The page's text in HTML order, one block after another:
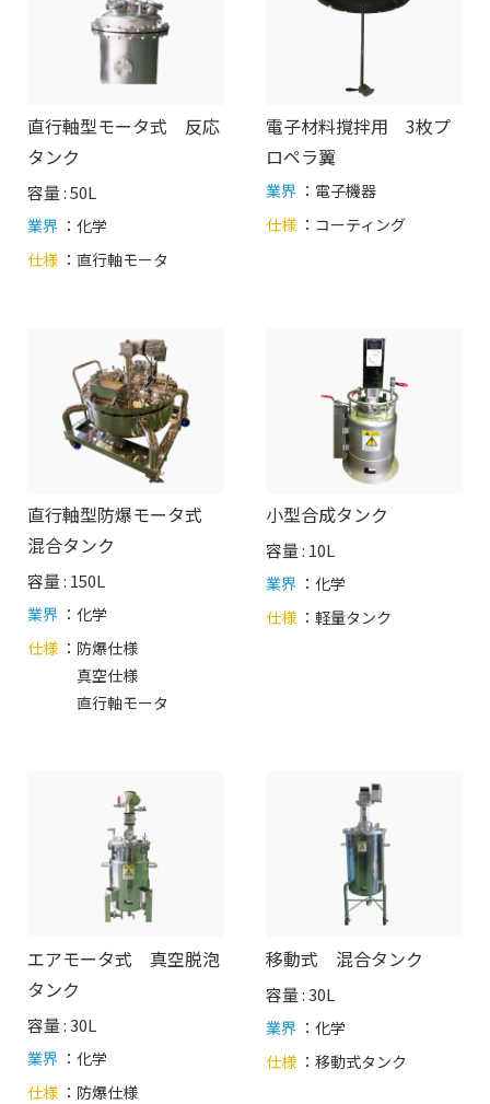
直行軸型モータ式 反応
タンク
容量 : 50L
業界 ：化学
仕様 ： 直行軸モータ
電子材料撹拌用 3枚プ
ロペラ翼
業界 ：電子機器
仕様 ： コーティング
直行軸型防爆モータ式
混合タンク
容量 : 150L
業界 ：化学
仕様 ： 防爆仕様
真空仕様
直行軸モータ
小型合成タンク
容量 : 10L
業界 ：化学
仕様 ：軽量タンク
エアモータ式 真空脱泡
タンク
容量 : 30L
業界 ：化学
仕様 ： 防爆仕様
移動式 混合タンク
容量 : 30L
業界 ：化学
仕様 ：移動式タンク